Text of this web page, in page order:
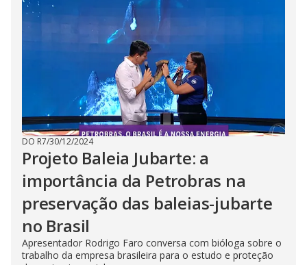
DO R7/30/12/2024
Projeto Baleia Jubarte: a
importância da Petrobras na
preservação das baleias-jubarte
no Brasil
Apresentador Rodrigo Faro conversa com bióloga sobre o
trabalho da empresa brasileira para o estudo e proteção